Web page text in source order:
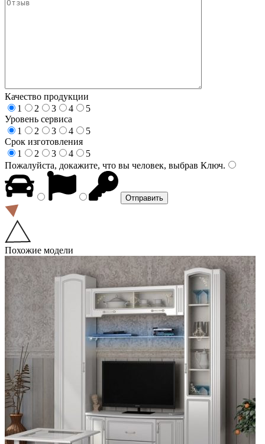
Качество продукции
1
2 3 4
5
Уровень сервиса
1
2 3 4
5
Срок изготовления
1
2 3 4
5
Пожалуйста, докажите, что вы человек, выбрав Ключ.
Похожие модели